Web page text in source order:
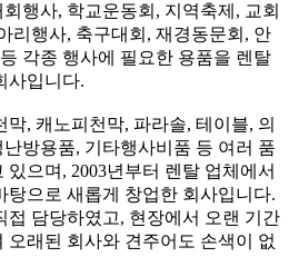
행사, 학교운동회, 지역축제, 교회
리행사, 축구대회, 재경동문회, 안
각종 행사에 필요한 용품을 렌탈
사입니다.
, 캐노피천막, 파라솔, 테이블, 의
방용품, 기타행사비품 등 여러 품
으며, 2003년부터 렌탈 업체에서
탕으로 새롭게 창업한 회사입니다.
접 담당하였고, 현장에서 오랜 기간
오래된 회사와 견주어도 손색이 없